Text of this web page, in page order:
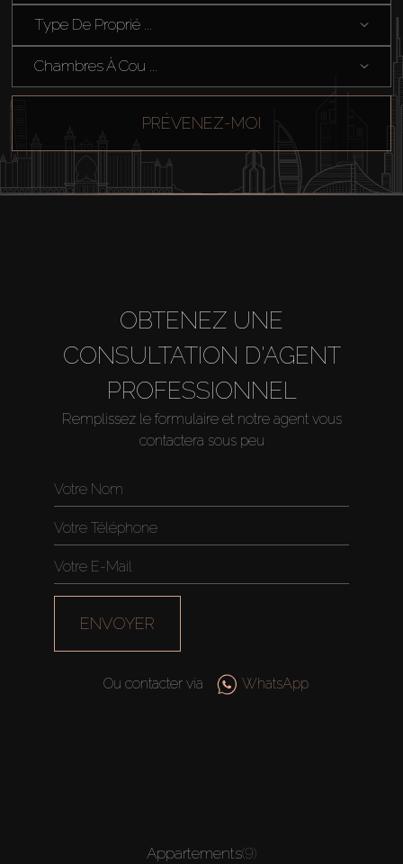
Type De Proprié ...
Chambres À Cou ...
PRÉVENEZ-MOI
OBTENEZ UNE
CONSULTATION D'AGENT
PROFESSIONNEL
Remplissez le formulaire et notre agent vous
contactera sous peu
ENVOYER
Ou contacter via WhatsApp
Appartements(9)